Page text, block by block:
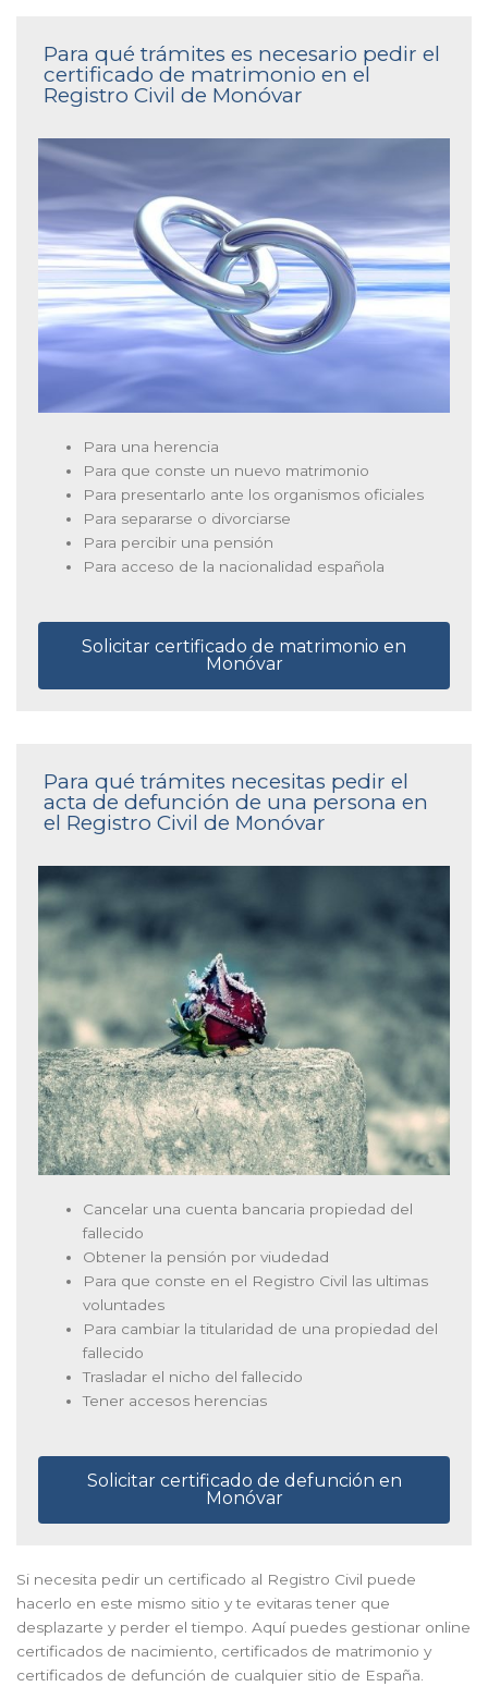
Para qué trámites es necesario pedir el
certificado de matrimonio en el
Registro Civil de Monóvar
Para una herencia
Para que conste un nuevo matrimonio
Para presentarlo ante los organismos oficiales
Para separarse o divorciarse
Para percibir una pensión
Para acceso de la nacionalidad española
Solicitar certificado de matrimonio en
Monóvar
Para qué trámites necesitas pedir el
acta de defunción de una persona en
el Registro Civil de Monóvar
Cancelar una cuenta bancaria propiedad del
fallecido
Obtener la pensión por viudedad
Para que conste en el Registro Civil las ultimas
voluntades
Para cambiar la titularidad de una propiedad del
fallecido
Trasladar el nicho del fallecido
Tener accesos herencias
Solicitar certificado de defunción en
Monóvar
Si necesita pedir un certificado al Registro Civil puede
hacerlo en este mismo sitio y te evitaras tener que
desplazarte y perder el tiempo. Aquí puedes gestionar online
certificados de nacimiento, certificados de matrimonio y
certificados de defunción de cualquier sitio de España.